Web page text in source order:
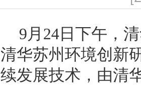
9月 24日下午，
清华苏州环境创新
续发展技术，由清